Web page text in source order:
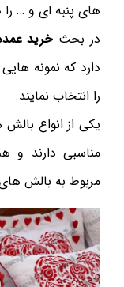
های پنبه ای و … را
در بحث خرید
دارد که نمونه
را انتخاب نمایند.
یکی از انواع
مناسبی دارند و
مربوط به بالش